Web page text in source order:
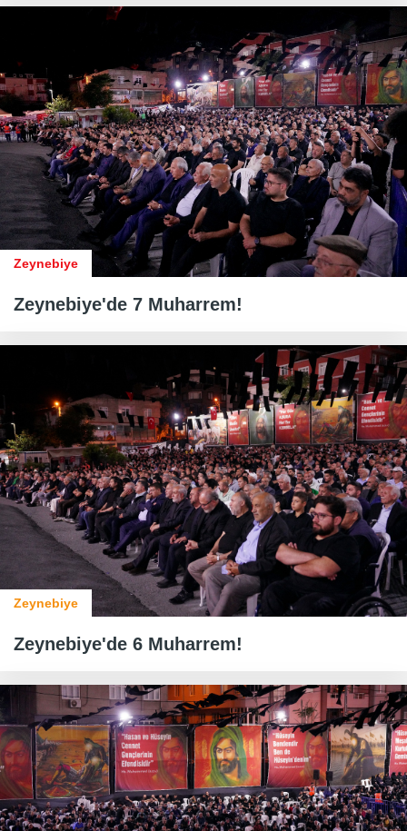
Zeynebiye
Zeynebiye'de 7 Muharrem!
Zeynebiye
Zeynebiye'de 6 Muharrem!